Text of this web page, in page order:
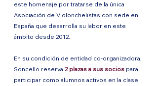
este homenaje por tratarse de la única
Asociación de Violonchelistas con sede en
España que desarrolla su labor en este
ámbito desde 2012.
En su condición de entidad co-organizadora,
Soncello reserva 2 plazas a sus socios para
participar como alumnos activos en la clase